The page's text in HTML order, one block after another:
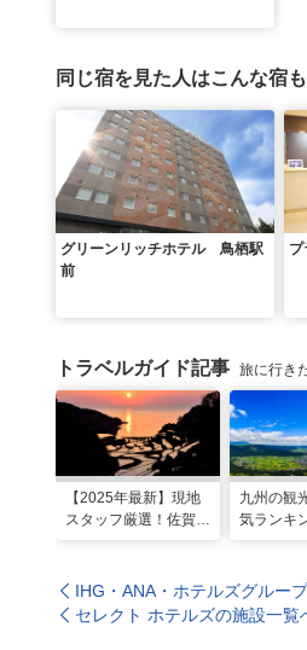
同じ宿を見た人はこんな宿
グリーンリッチホテル 鳥栖駅
前
プ
トラベルガイド記事 旅に行き
【2025年最新】現地
スタッフ厳選！佐賀県
九州の観
気ランキ
IHG・ANA・ホテルズグルー
セレクト ホテルズの施設一覧